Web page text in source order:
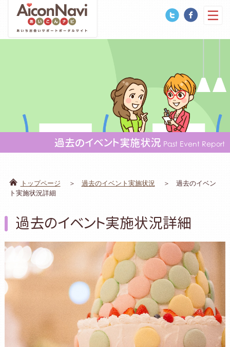
過去のイベント実施状況 Past Event Report
トップページ 過去のイベント実施状況
過去のイベン
ト実施状況詳細
過去のイベント実施状況詳細